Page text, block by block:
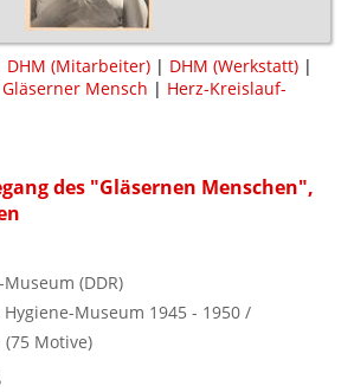
DHM (Mitarbeiter) | DHM (Werkstatt) |
Gläserner Mensch | Herz-Kreislauf-
des "Gläsernen Menschen",
(DDR)
Museum 1945 - 1950 /
Motive)